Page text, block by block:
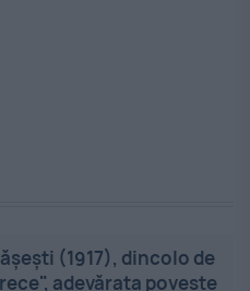
(1917), dincolo de
adevărata poveste